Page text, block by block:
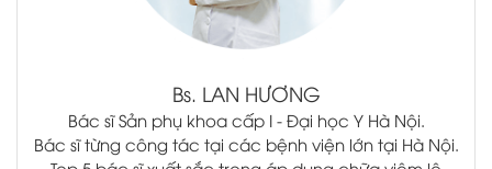
Bs. LAN HƯƠNG
Bác sĩ Sản phụ khoa cấp I - Đại học Y Hà Nội.
Bác sĩ từng công tác tại các bệnh viện lớn tại Hà Nội.